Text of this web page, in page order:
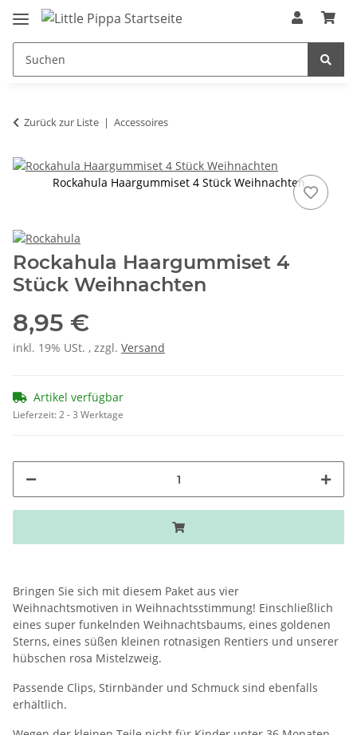
Zum Hauptinhalt springen
springen
Zurück zur Liste Accessoires
Rockahula Haargummiset 4 Stück Weihnachten
Rockahula Haargummiset 4
Stück Weihnachten
8,95 €
inkl. 19% USt. , zzgl. Versand
Artikel verfügbar
Lieferzeit:2 - 3 Werktage
Bringen Sie sich mit diesem Paket aus vier
Weihnachtsmotiven in Weihnachtsstimmung! Einschließlich
eines super funkelnden Weihnachtsbaums, eines goldenen
Sterns, eines süßen kleinen rotnasigen Rentiers und unserer
hübschen rosa Mistelzweig.
Passende Clips, Stirnbänder und Schmuck sind ebenfalls
erhältlich.